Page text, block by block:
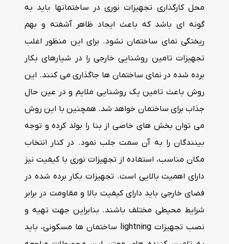
محل کارگذاری تجهیزات نوری در ساختمانها باید به
گونه ای باشد که باعث ایجاد ظاهر آشفته و بهم
ریختگی نمای ساختمان نشود. برای این منظور اغلب
تجهیزات تامین روشنایی خارجی را در شیارهای بکار
برده شده در نمای ساختمان ها جاگذاری می کنند. این
روش باعث تامین یک روشنایی ملایم و در عین حال
جذاب برای ساختمان خواهد شد. همچنین با این روش
می توان بخش های خاصی از بنا را بولد کرده و توجه
بینندگان را به آن سمت جلب نمود. در کنار انتخاب
مکان مناسب، استفاده از تجهیزات نوری با کیفیت نیز
دارای اهمیت بالایی است. تجهیزات بکار برده شده در
فضای خارجی باید دارای کیفیت بالا و مقاومت در برابر
شرایط محیطی مختلف باشند. بنابراین جهت تهیه و
نصب تجهیزات lightning ساختمان ها مسکونی، باید